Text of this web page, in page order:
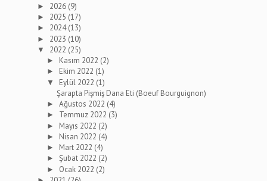
► 2026 (9)
► 2025 (17)
► 2024(13)
► 2023 (10)
▼ 2022 (25)
► Kasım 2022 (2)
► Ekim 2022 (1)
▼ Eylül 2022 (1)
Şarapta Pişmiş Dana Eti (Boeuf Bourguignon)
►Ağustos 2022 (4)
► Temmuz 2022 (3)
► Mayıs 2022 (2)
► Nisan 2022 (4)
► Mart 2022 (4)
►Şubat 2022 (2)
► Ocak 2022 (2)